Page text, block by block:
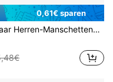
0,61€ sparen
mit Glaseinlage und geometrischem Muster, elegantes Geschenk, Modeaccessoire für Hochzeit und Business-Outfit